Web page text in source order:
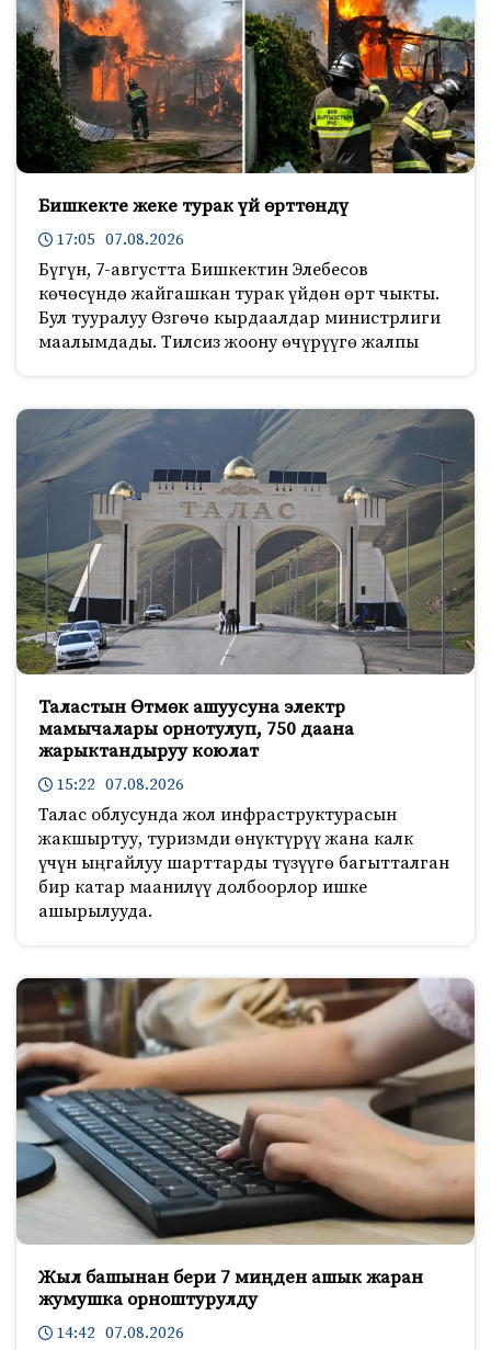
Бишкекте жеке турак үй өрттөндү
17:05 07.08.2026
Бүгүн, 7-августта Бишкектин Элебесов
көчөсүндө жайгашкан турак үйдөн өрт чыкты.
Бул тууралуу Өзгөчө кырдаалдар министрлиги
маалымдады. Тилсиз жоону өчүрүүгө жалпы
Таластын Өтмөк ашуусуна электр
мамычалары орнотулуп, 750 даана
жарыктандыруу коюлат
15:22 07.08.2026
Талас облусунда жол инфраструктурасын
жакшыртуу, туризмди өнүктүрүү жана калк
үчүн ыңгайлуу шарттарды түзүүгө багытталган
бир катар маанилүү долбоорлор ишке
ашырылууда.
Жыл башынан бери 7 миңден ашык жаран
жумушка орноштурулду
14:42 07.08.2026